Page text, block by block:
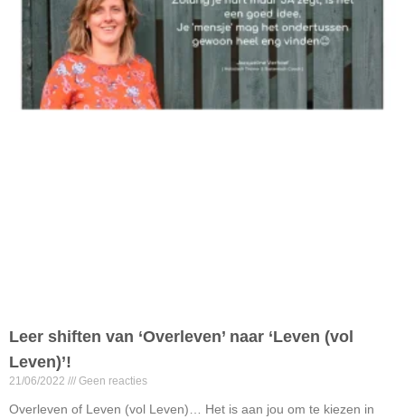
Leer shiften van ‘Overleven’ naar ‘Leven (vol
Leven)’!
21/06/2022 Geen reacties
Overleven of Leven (vol Leven)… Het is aan jou om te kiezen in